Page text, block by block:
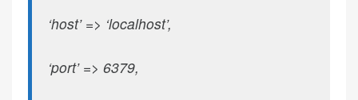
‘host’ => ‘localhost’,
‘port’ => 6379,